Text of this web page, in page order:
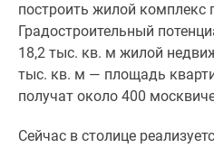
Видеообзор
новостроек
Экспертиза
Экология
Москвы
построить жилой комплекс
Градостроительный
18,2 тыс. кв. м жилой
тыс. кв. м — площадь
получат около 400
Сейчас в столице